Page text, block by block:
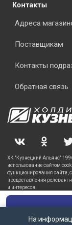
На
Контакты
Адреса
Поставщикам
Контакты
Обратная связь
ХК "Кузнецкий Альянс"
использование сайтом
функционирования сайта,
предоставления
и интересов.